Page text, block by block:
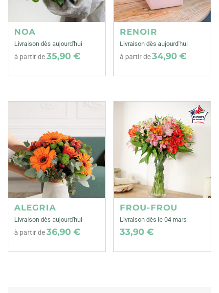
NOA
Livraison dès aujourd'hui
à partir de35,90 €
RENOIR
Livraison dès aujourd'hui
à partir de34,90 €
ALEGRIA
Livraison dès aujourd'hui
à partir de36,90 €
FROU-FROU
Livraison dès le 04 mars
33,90 €